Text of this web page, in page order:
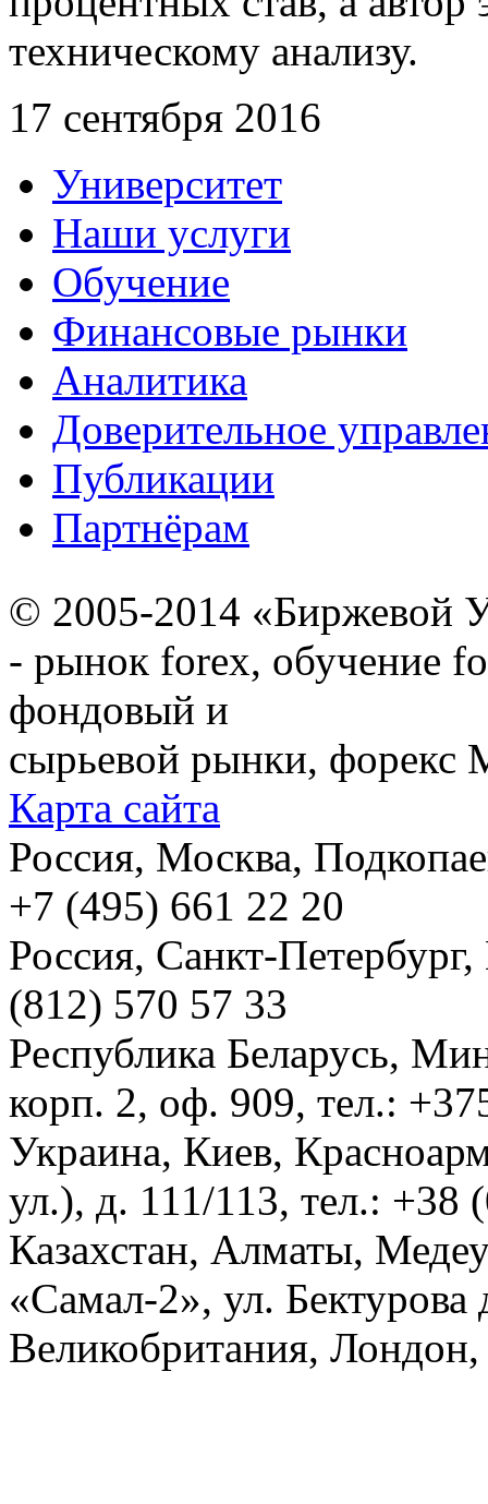
техническому анализу.
17 сентября 2016
Университет
Наши услуги
Обучение
Финансовые рынки
Аналитика
Доверительное
Публикации
Партнёрам
© 2005-2014 «Биржевой
- рынок forex, обучение
фондовый и
сырьевой рынки, форекс
Карта сайта
Россия, Москва,
+7 (495) 661 22 20
Россия, Санкт-
(812) 570 57 33
Республика Беларусь,
корп. 2, оф. 909, тел.:
Украина, Киев,
ул.), д. 111/113, тел.: +38
Казахстан, Алматы,
«Самал-2», ул.
Великобритания,